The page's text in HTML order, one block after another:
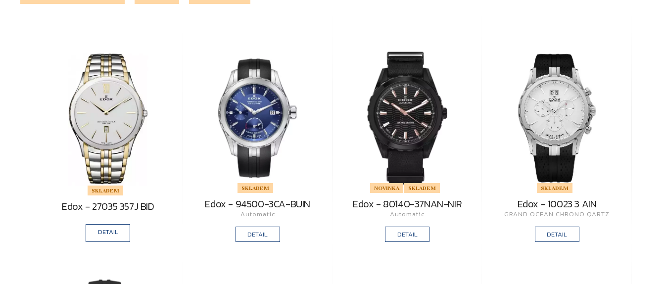
SKLADEM
Edox - 27035 357J BID
DETAIL
SKLADEM
Edox - 94500-3CA-BUIN
Automatic
DETAIL
NOVINKA SKLADEM
Edox - 80140-37NAN-NIR
Automatic
DETAIL
SKLADEM
Edox - 10023 3 AIN
GRAND OCEAN CHRONO QARTZ
DETAIL